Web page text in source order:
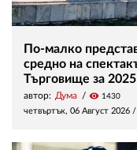
По-малко
средно на
Търговище за 2025
автор: Дума visibility 1430
четвъртък, 06 Август 2026 /